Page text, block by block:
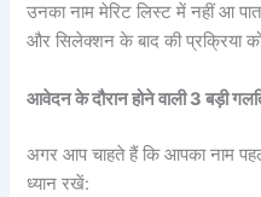
उनका नाम मेरिट लिस्ट में नहीं आ
और सिलेक्शन के बाद की प्रक्रिया
आवेदन के दौरान होने वाली 3 बड़ी
अगर आप चाहते हैं कि आपका नाम
ध्यान रखें: